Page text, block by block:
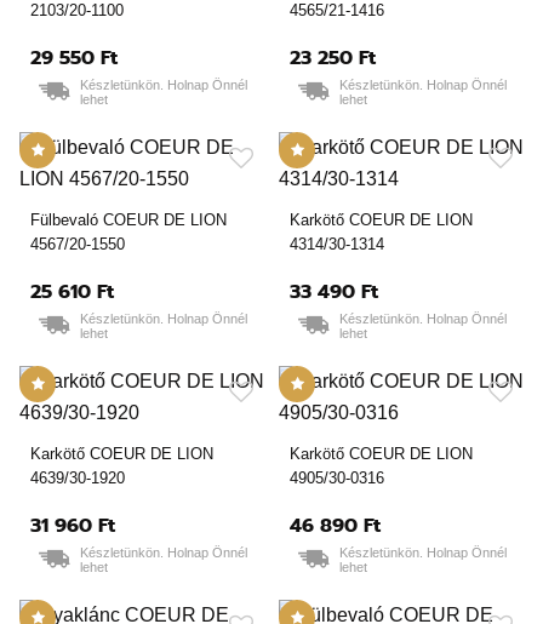
2103/20-1100
29 550 Ft
Készletünkön. Holnap Önnél
lehet
4565/21-1416
23 250 Ft
Készletünkön. Holnap Önnél
lehet
Fülbevaló COEUR DE LION
4567/20-1550
25 610 Ft
Készletünkön. Holnap Önnél
lehet
Karkötő COEUR DE LION
4314/30-1314
33 490 Ft
Készletünkön. Holnap Önnél
lehet
Karkötő COEUR DE LION
4639/30-1920
31 960 Ft
Készletünkön. Holnap Önnél
lehet
Karkötő COEUR DE LION
4905/30-0316
46 890 Ft
Készletünkön. Holnap Önnél
lehet